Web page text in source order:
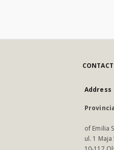
Address
of Emilia
ul. 1 Maja